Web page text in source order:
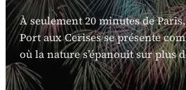
À seulement 20 minutes de
Port aux Cerises se présente
où la nature s’épanouit sur plus